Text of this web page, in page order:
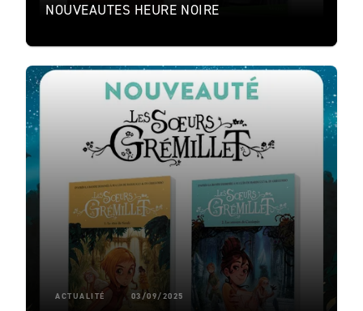
NOUVEAUTES HEURE NOIRE
ACTUALITÉ 03/09/2025